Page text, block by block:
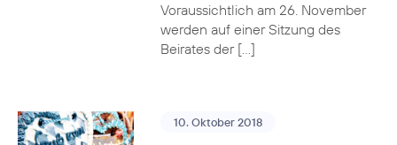
Voraussichtlich am 26. November
werden auf einer Sitzung des
Beirates der […]
10. Oktober 2018